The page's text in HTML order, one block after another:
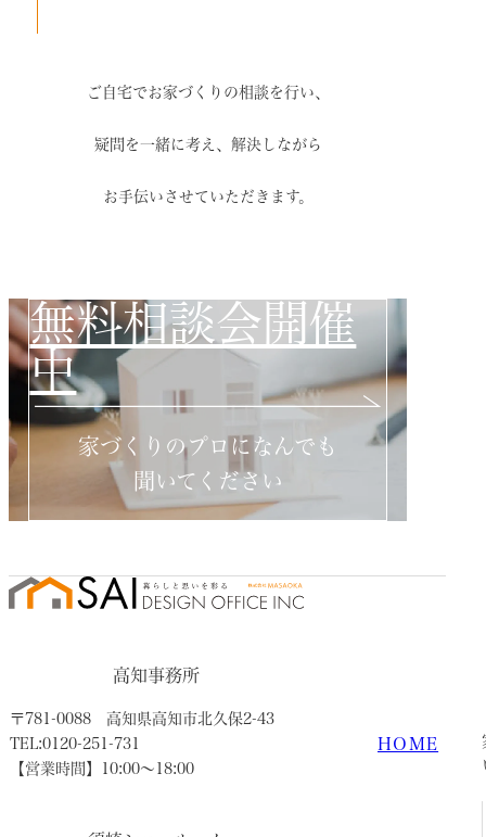
ご自宅でお家づくりの相談を行い、
疑問を一緒に考え、解決しながら
お手伝いさせていただきます。
無料相談会開催
中
家づくりのプロになんでも
聞いてください
高知事務所
〒781-0088 高知県高知市北久保2-43
TEL:0120-251-731
【営業時間】10:00〜18:00
HOME